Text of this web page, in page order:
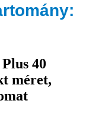
40
méret,